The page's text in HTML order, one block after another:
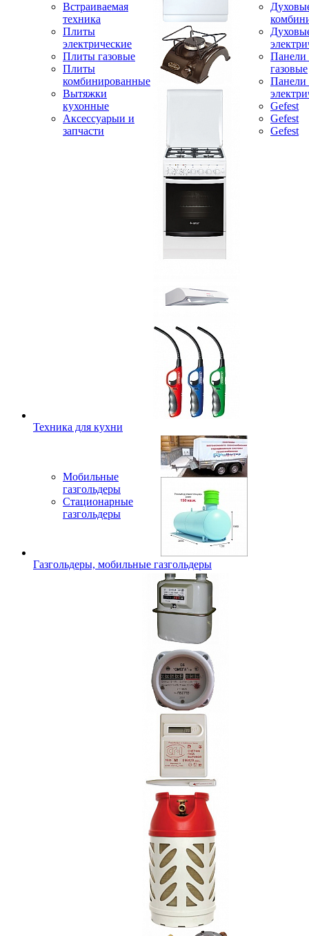
Встраиваемая
техника
Плиты
электрические
Плиты газовые
Плиты
комбинированные
Вытяжки
кухонные
Аксессуарыи и
запчасти
Панели
газовые
Панели
Gefest
Gefest
Gefest
Техника для кухни
Мобильные
газгольдеры
Стационарные
газгольдеры
Газгольдеры, мобильные газгольдеры